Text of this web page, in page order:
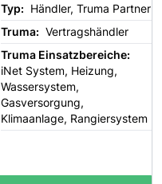
Typ: Händler, Truma Partner
Truma: Vertragshändler
Truma Einsatzbereiche:
iNet System, Heizung,
Wassersystem,
Gasversorgung,
Klimaanlage, Rangiersystem